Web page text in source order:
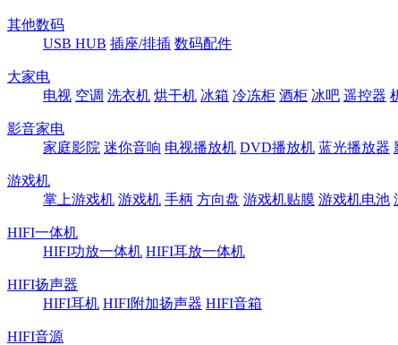
其他数码
USB HUB 插座/排插 数码配件
大家电
电视 空调 洗衣机 烘干机 冰箱 冷冻柜 酒柜 冰吧 遥控器
影音家电
家庭影院 迷你音响 电视播放机 DVD播放机 蓝光播放器
游戏机
掌上游戏机 游戏机 手柄 方向盘 游戏机贴膜 游戏机电池
HIFI一体机
HIFI功放一体机 HIFI耳放一体机
HIFI扬声器
HIFI耳机 HIFI附加扬声器 HIFI音箱
HIFI音源